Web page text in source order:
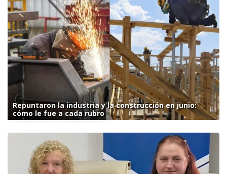
Repuntaron la industria y la construcción en junio:
cómo le fue a cada rubro